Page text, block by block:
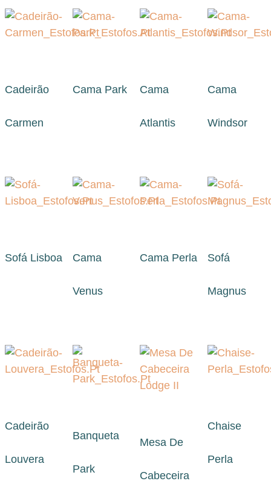
popularidade
Cadeirão
Carmen
Cama Park Cama
Atlantis
Cama
Windsor
Sofá Lisboa Cama
Venus
Cama Perla Sofá
Magnus
Cadeirão
Louvera
Banqueta
Park
Mesa De
Cabeceira
Chaise
Perla